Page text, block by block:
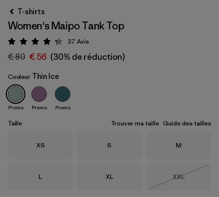
Thin Ice
T-shirts
Women's Maipo Tank Top
Évaluation: 4.3 / 5
37 Avis
€ 80 € 56 (30% de réduction)
Couleur Thin Ice
Promo Promo Promo
Taille Trouver ma taille Guide des tailles
Taille
XS Taille
S Taille
M
Taille
L Taille
XL Taille
XXL